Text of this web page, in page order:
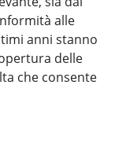
alle
anni stanno
delle
che consente